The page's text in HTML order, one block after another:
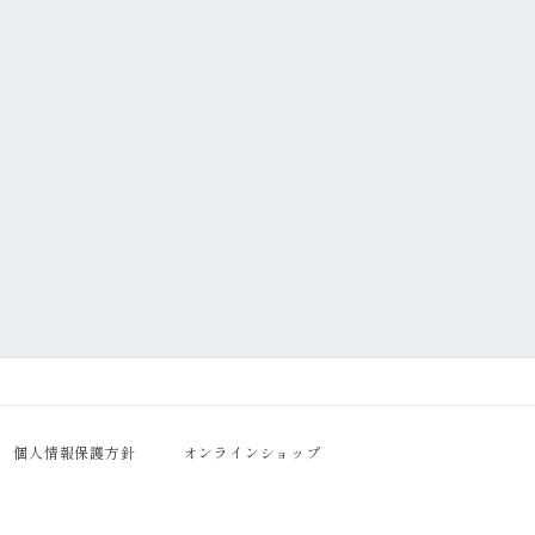
個人情報保護方針 オンラインショップ